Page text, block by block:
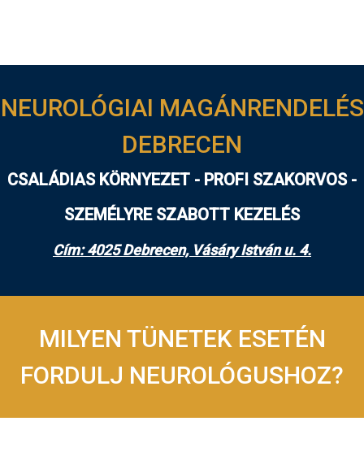
NEUROLÓGIAI MAGÁNRENDELÉS
DEBRECEN
CSALÁDIAS KÖRNYEZET - PROFI SZAKORVOS -
SZEMÉLYRE SZABOTT KEZELÉS
Cím: 4025 Debrecen, Vásáry István u. 4.
MILYEN TÜNETEK ESETÉN
FORDULJ NEUROLÓGUSHOZ?